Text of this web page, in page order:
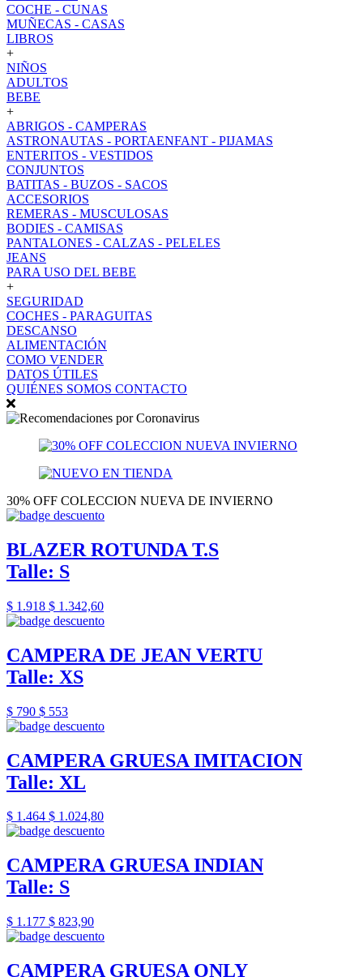
COCHE - CUNAS
MUÑECAS - CASAS
LIBROS
+
NIÑOS
ADULTOS
BEBE
+
ABRIGOS - CAMPERAS
ASTRONAUTAS - PORTAENFANT - PIJAMAS
ENTERITOS - VESTIDOS
CONJUNTOS
BATITAS - BUZOS - SACOS
ACCESORIOS
REMERAS - MUSCULOSAS
BODIES - CAMISAS
PANTALONES - CALZAS - PELELES
JEANS
PARA USO DEL BEBE
+
SEGURIDAD
COCHES - PARAGUITAS
DESCANSO
ALIMENTACIÓN
COMO VENDER
DATOS ÚTILES
QUIÉNES SOMOS CONTACTO
30% OFF COLECCION NUEVA DE INVIERNO
BLAZER ROTUNDA T.S
Talle: S
$ 1.918 $ 1.342,60
CAMPERA DE JEAN VERTU
Talle: XS
$ 790 $ 553
CAMPERA GRUESA IMITACION
Talle: XL
$ 1.464 $ 1.024,80
CAMPERA GRUESA INDIAN
Talle: S
$ 1.177 $ 823,90
CAMPERA GRUESA ONLY